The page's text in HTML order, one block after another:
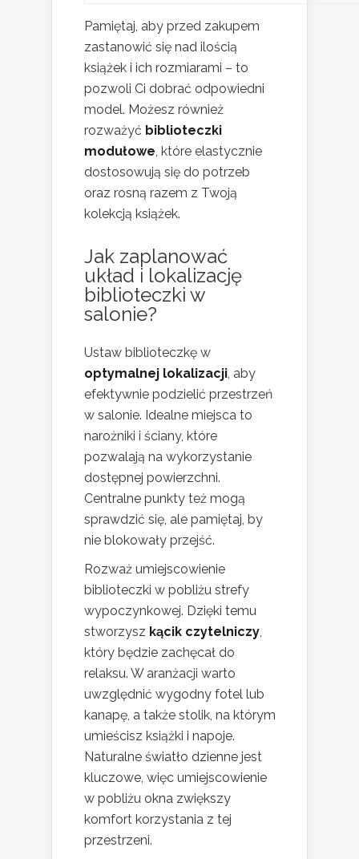
Pamiętaj, aby przed zakupem
zastanowić się nad ilością
książek i ich rozmiarami – to
pozwoli Ci dobrać odpowiedni
model. Możesz również
rozważyć biblioteczki
modułowe, które elastycznie
dostosowują się do potrzeb
oraz rosną razem z Twoją
kolekcją książek.
Jak zaplanować
układ i lokalizację
biblioteczki w
salonie?
Ustaw biblioteczkę w
optymalnej lokalizacji, aby
efektywnie podzielić przestrzeń
w salonie. Idealne miejsca to
narożniki i ściany, które
pozwalają na wykorzystanie
dostępnej powierzchni.
Centralne punkty też mogą
sprawdzić się, ale pamiętaj, by
nie blokowały przejść.
Rozważ umiejscowienie
biblioteczki w pobliżu strefy
wypoczynkowej. Dzięki temu
stworzysz kącik czytelniczy,
który będzie zachęcał do
relaksu. W aranżacji warto
uwzględnić wygodny fotel lub
kanapę, a także stolik, na którym
umieścisz książki i napoje.
Naturalne światło dzienne jest
kluczowe, więc umiejscowienie
w pobliżu okna zwiększy
komfort korzystania z tej
przestrzeni.